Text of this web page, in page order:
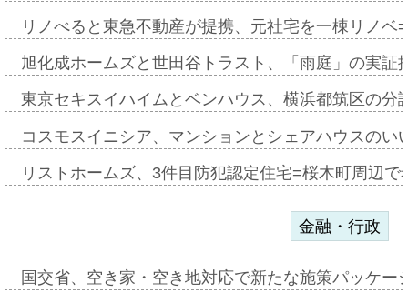
リノべると東急不動産が提携、元社宅を一棟リノ
旭化成ホームズと世田谷トラスト、「雨庭」の実
東京セキスイハイムとベンハウス、横浜都筑区の
コスモスイニシア、マンションとシェアハウスの
リストホームズ、3件目防犯認定住宅=桜木町周辺
金融・行政
国交省、空き家・空き地対応で新たな施策パッケ